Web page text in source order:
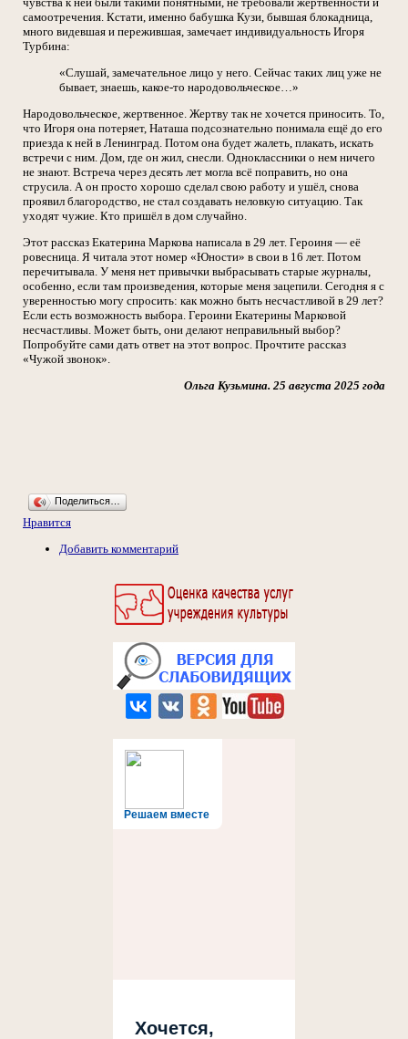
Решаем вместе
Хочется,
самоотречения. Кстати, именно бабушка Кузи, бывшая блокадница,
много видевшая и пережившая, замечает индивидуальность Игоря
Турбина:
«Слушай, замечательное лицо у него. Сейчас таких лиц уже не
бывает, знаешь, какое-то народовольческое…»
Народовольческое, жертвенное. Жертву так не хочется приносить. То,
что Игоря она потеряет, Наташа подсознательно понимала ещё до его
приезда к ней в Ленинград. Потом она будет жалеть, плакать, искать
встречи с ним. Дом, где он жил, снесли. Одноклассники о нем ничего
не знают. Встреча через десять лет могла всё поправить, но она
струсила. А он просто хорошо сделал свою работу и ушёл, снова
проявил благородство, не стал создавать неловкую ситуацию. Так
уходят чужие. Кто пришёл в дом случайно.
Этот рассказ Екатерина Маркова написала в 29 лет. Героиня — её
ровесница. Я читала этот номер «Юности» в свои в 16 лет. Потом
перечитывала. У меня нет привычки выбрасывать старые журналы,
особенно, если там произведения, которые меня зацепили. Сегодня я с
уверенностью могу спросить: как можно быть несчастливой в 29 лет?
Если есть возможность выбора. Героини Екатерины Марковой
несчастливы. Может быть, они делают неправильный выбор?
Попробуйте сами дать ответ на этот вопрос. Прочтите рассказ
«Чужой звонок».
Ольга Кузьмина. 25 августа 2025 года
Поделиться…
Нравится
Добавить комментарий